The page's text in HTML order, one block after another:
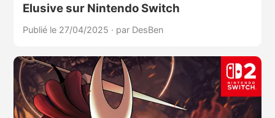
Elusive sur Nintendo Switch
Publié le 27/04/2025 · par DesBen